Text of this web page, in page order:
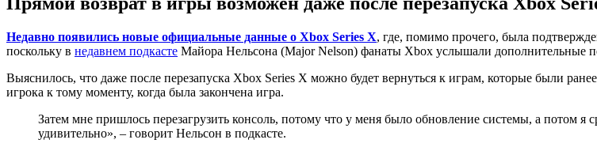
Недавно появились новые официальные данные о Xbox Series X, где, помимо прочего, была
поскольку в недавнем подкасте Майора Нельсона (Major Nelson) фанаты Xbox услышали дополнительные
Выяснилось, что даже после перезапуска Xbox Series X можно будет вернуться к играм, которые были
игрока к тому моменту, когда была закончена игра.
Затем мне пришлось перезагрузить консоль, потому что у меня было обновление системы, а потом я
удивительно», – говорит Нельсон в подкасте.